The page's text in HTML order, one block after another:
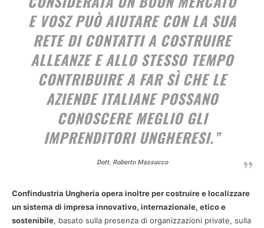
E VOSZ PUÒ AIUTARE CON LA SUA
RETE DI CONTATTI A COSTRUIRE
ALLEANZE E ALLO STESSO TEMPO
CONTRIBUIRE A FAR SÌ CHE LE
AZIENDE ITALIANE POSSANO
CONOSCERE MEGLIO GLI
IMPRENDITORI UNGHERESI.”
Dott. Roberto Massucco
Confindustria Ungheria opera inoltre per costruire e localizzare
un sistema di impresa innovativo, internazionale, etico e
sostenibile, basato sulla presenza di organizzazioni private, sulla